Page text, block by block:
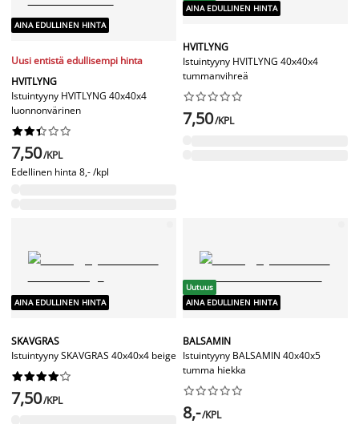
AINA EDULLINEN HINTA
Uusi entistä edullisempi hinta
HVITLYNG
Istuintyyny HVITLYNG 40x40x4
luonnonvärinen






7,50/KPL
Edellinen hinta 8,- /kpl
AINA EDULLINEN HINTA
HVITLYNG
Istuintyyny HVITLYNG 40x40x4
tummanvihreä






7,50/KPL
AINA EDULLINEN HINTA
SKAVGRAS
Istuintyyny SKAVGRAS 40x40x4 beige






7,50/KPL
Uutuus
AINA EDULLINEN HINTA
BALSAMIN
Istuintyyny BALSAMIN 40x40x5
tumma hiekka






8,-/KPL